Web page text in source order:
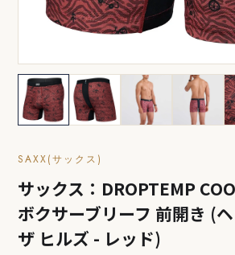
SAXX(サックス)
サックス：DROPTEMP
ボクサーブリーフ 前開き (
ザ ヒルズ - レッド)